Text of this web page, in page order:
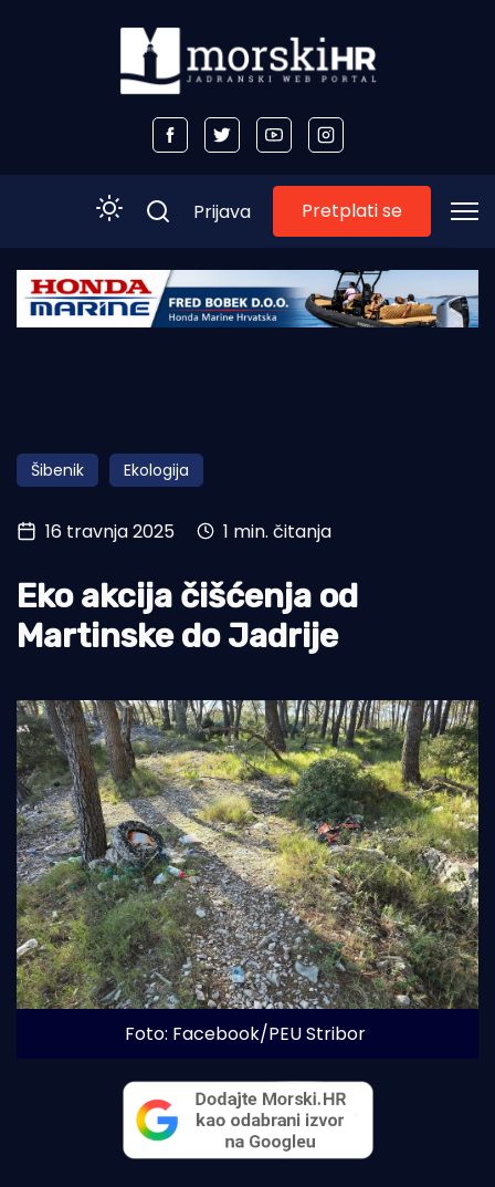
Početna
Obala
Otoci
Turizam i nautika
Pomorstvo
Ribolov
Tradicija i kultura
Prijava Pretplati se
Šibenik Ekologija
16 travnja 2025 1 min. čitanja
Eko akcija čišćenja od
Martinske do Jadrije
Foto: Facebook/PEU Stribor